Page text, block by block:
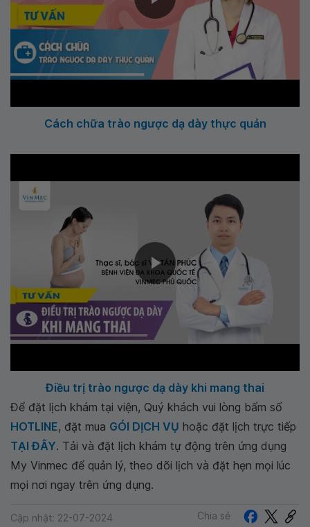
Cách chữa trào ngược dạ dày thực quản
Điều trị trào ngược dạ dày khi mang thai
Để đặt lịch khám tại viện, Quý khách vui lòng bấm số
HOTLINE, đặt mua GÓI DỊCH VỤ hoặc đặt lịch trực tiếp
TẠI ĐÂY. Tải và đặt lịch khám tự động trên ứng dụng
My Vinmec để quản lý, theo dõi lịch và đặt hẹn mọi lúc
mọi nơi ngay trên ứng dụng.
Cập nhật: 22-07-2024 Chia sẻ